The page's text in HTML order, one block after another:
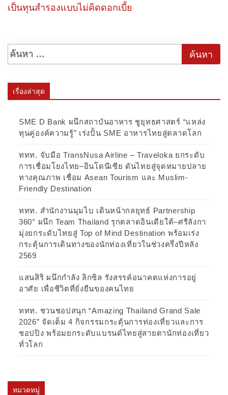
เป็นทุนสำรองแบบไม่คิดดอกเบี้ย
เรื่องล่าสุด
SME D Bank ผนึกสถาบันอาหาร ชูยุทธศาสตร์ “แหล่ง
ทุนคู่องค์ความรู้” เร่งปั้น SME อาหารไทยสู่ตลาดโลก
ททท. จับมือ TransNusa Airline – Traveloka ยกระดับ
การเชื่อมโยงไทย–อินโดนีเซีย ดันไทยสู่จุดหมายปลาย
ทางคุณภาพ เชื่อม Asean Tourism และ Muslim-
Friendly Destination
ททท. สำนักงานมุมไบ เดินหน้ากลยุทธ์ Partnership
360° ผนึก Team Thailand รุกตลาดอินเดียใต้–ศรีลังกา
มุ่งยกระดับไทยสู่ Top of Mind Destination พร้อมเร่ง
กระตุ้นการเดินทางของนักท่องเที่ยวในช่วงครึ่งปีหลัง
2569
แสนสิริ ผนึกกำลัง ลิกซิล รังสรรค์อนาคตแห่งการอยู่
อาศัย เพื่อชีวิตที่ยั่งยืนของคนไทย
ททท. ชวนชอปสนุก “Amazing Thailand Grand Sale
2026” จัดเต็ม 4 กิจกรรมกระตุ้นการท่องเที่ยวและการ
ชอปปิง พร้อมยกระดับแบรนด์ไทยสู่สายตานักท่องเที่ยว
ทั่วโลก
หมวดหมู่